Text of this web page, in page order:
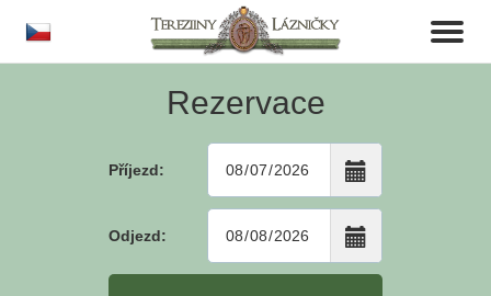
Toggle
Rezervace
Příjezd:
Odjezd: